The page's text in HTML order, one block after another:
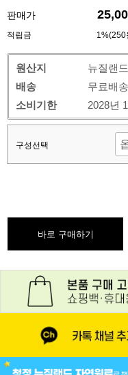
판매가
적립금 1%(250
원산지
뉴질랜드
배송
무료배
소비기한
2028년
구성선택
바로 구매하기